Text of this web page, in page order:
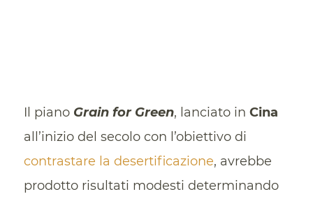
Il piano Grain for Green, lanciato in Cina
all’inizio del secolo con l’obiettivo di
contrastare la desertificazione, avrebbe
prodotto risultati modesti determinando